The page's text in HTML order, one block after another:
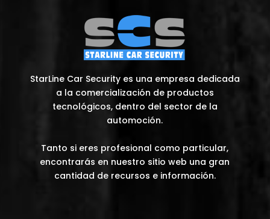
StarLine Car Security es una empresa dedicada
a la comercialización de productos
tecnológicos, dentro del sector de la
automoción.
Tanto si eres profesional como particular,
encontrarás en nuestro sitio web una gran
cantidad de recursos e información.